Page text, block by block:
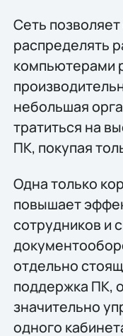
Cеть
распределять
компьютерами
небольшая
тратиться на
ПК, покупая
Одна только
повышает
сотрудников и
отдельно
поддержка ПК,
значительно
одного